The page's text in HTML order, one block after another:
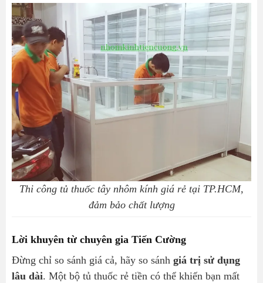
Thi công tủ thuốc tây nhôm kính giá rẻ tại TP.HCM,
đảm bảo chất lượng
Lời khuyên từ chuyên gia Tiến Cường
Đừng chỉ so sánh giá cả, hãy so sánh giá trị sử dụng
lâu dài. Một bộ tủ thuốc rẻ tiền có thể khiến bạn mất